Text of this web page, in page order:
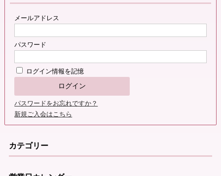
メールアドレス
パスワード
ログイン情報を記憶
パスワードをお忘れですか？
新規ご入会はこちら
カテゴリー